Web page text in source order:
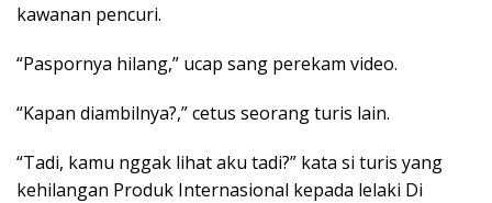
kawanan pencuri.
“Paspornya hilang,” ucap sang perekam video.
“Kapan diambilnya?,” cetus seorang turis lain.
“Tadi, kamu nggak lihat aku tadi?” kata si turis yang
kehilangan Produk Internasional kepada lelaki Di